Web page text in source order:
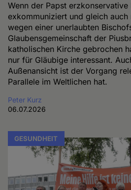
Wenn der Papst erzkonservative
exkommuniziert und gleich
wegen einer unerlaubten
Glaubensgemeinschaft der
katholischen Kirche gebrochen
nur für Gläubige interessant.
Außenansicht ist der Vorgang
Parallele im Weltlichen hat.
Peter Kurz
06.07.2026
GESUNDHEIT